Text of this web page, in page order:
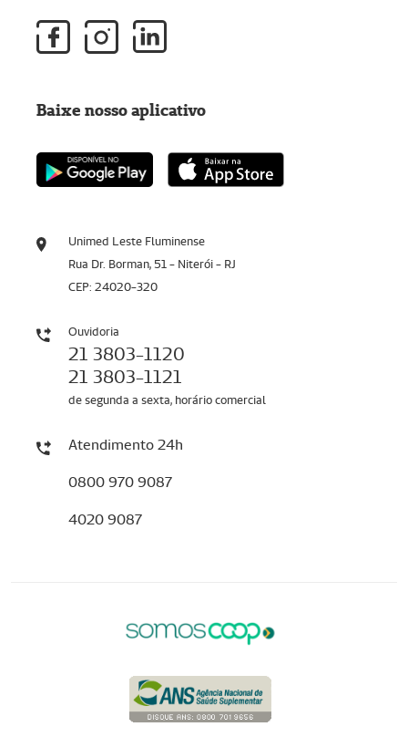
Unimed Leste Fluminense
Rua Dr. Borman, 51 - Niterói - RJ
CEP: 24020-320
Ouvidoria
21 3803-1120
21 3803-1121
de segunda a sexta, horário comercial
Atendimento 24h
0800 970 9087
4020 9087
Baixe nosso aplicativo